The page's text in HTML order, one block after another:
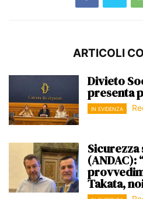
ARTICOLI
Divieto
presenta
IN EVIDENZA
(ANDAC):
Takata,